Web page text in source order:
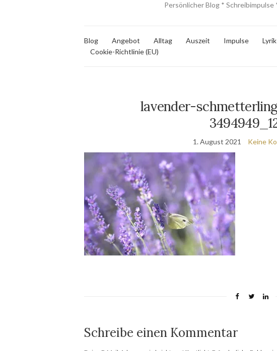
Persönlicher Blog *
Blog Angebot Alltag Auszeit Impulse Lyrik
Cookie-Richtlinie (EU)
lavender-
1. August 2021 Keine
Schreibe einen Kommentar